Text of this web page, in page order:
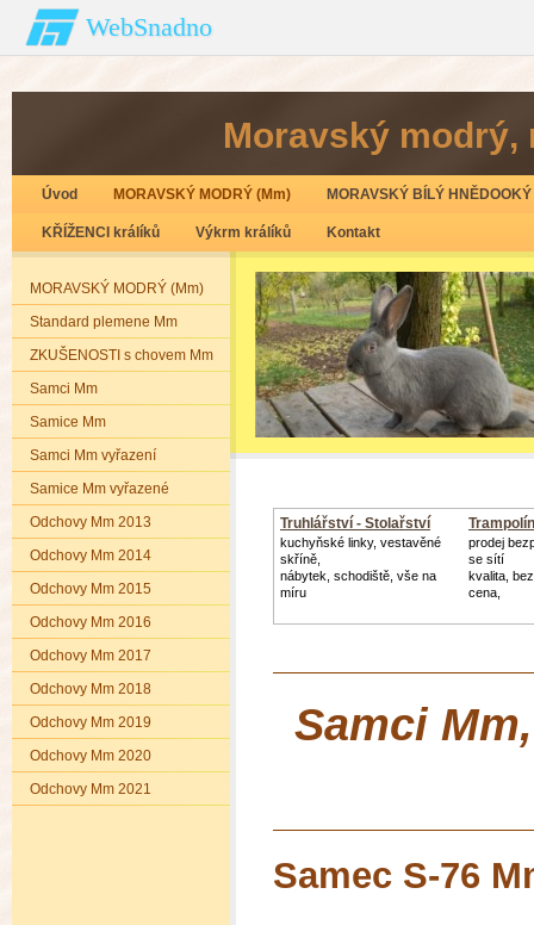
WebSnadno
Moravský
Úvod MORAVSKÝ MODRÝ (Mm) MORAVSKÝ BÍLÝ
KŘÍŽENCI králíků Výkrm králíků Kontakt
MORAVSKÝ MODRÝ (Mm)
Standard plemene Mm
ZKUŠENOSTI s chovem Mm
Samci Mm
Samice Mm
Samci Mm vyřazení
Samice Mm vyřazené
Odchovy Mm 2013
Odchovy Mm 2014
Odchovy Mm 2015
Odchovy Mm 2016
Odchovy Mm 2017
Odchovy Mm 2018
Odchovy Mm 2019
Odchovy Mm 2020
Odchovy Mm 2021
Truhlářství - Stolařství
kuchyňské linky, vestavěné
skříně,
nábytek, schodiště, vše na
míru
prodej
se sítí
kvalita,
cena,
Samci
Samec S-76